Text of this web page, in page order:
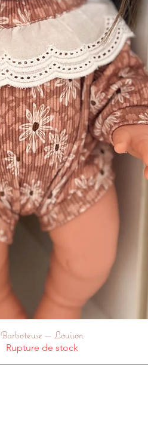
Aperçu rapide
Barboteuse — Louison
Rupture de stock